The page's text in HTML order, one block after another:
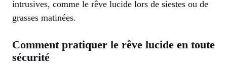
intrusives, comme le rêve lucide lors de siestes ou de
grasses matinées.
Comment pratiquer le rêve lucide en toute
sécurité